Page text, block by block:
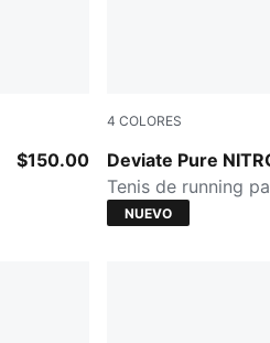
$150.00
4 COLORES
Deviate Pure
Alpine Snow-Warm
Tenis de running
NUEVO